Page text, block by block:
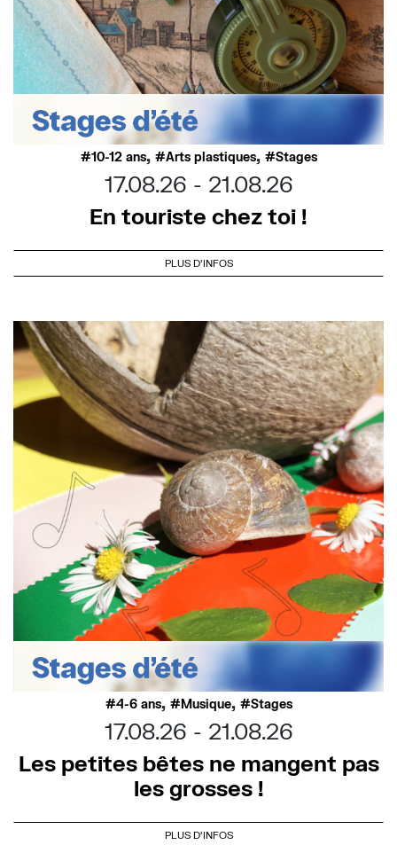
10-12 ans, Arts plastiques, Stages
17.08.26
21.08.26
En touriste chez toi !
PLUS D'INFOS
4-6 ans, Musique, Stages
17.08.26
21.08.26
Les petites bêtes ne mangent pas
les grosses !
PLUS D'INFOS